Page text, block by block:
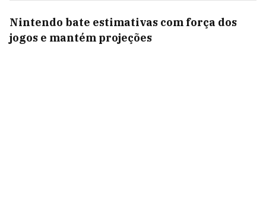
Nintendo bate estimativas com força dos
jogos e mantém projeções